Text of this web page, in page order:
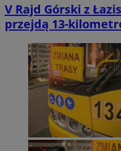
V Rajd Górski z
przejdą 13-